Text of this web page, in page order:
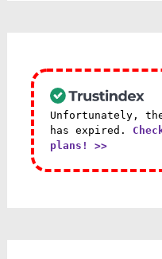
Unfortunately,
has expired.
plans! >>